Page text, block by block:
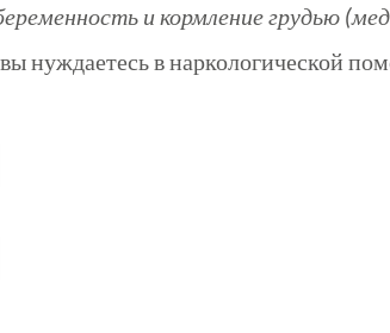
и кормление грудью
нуждаетесь в наркологической